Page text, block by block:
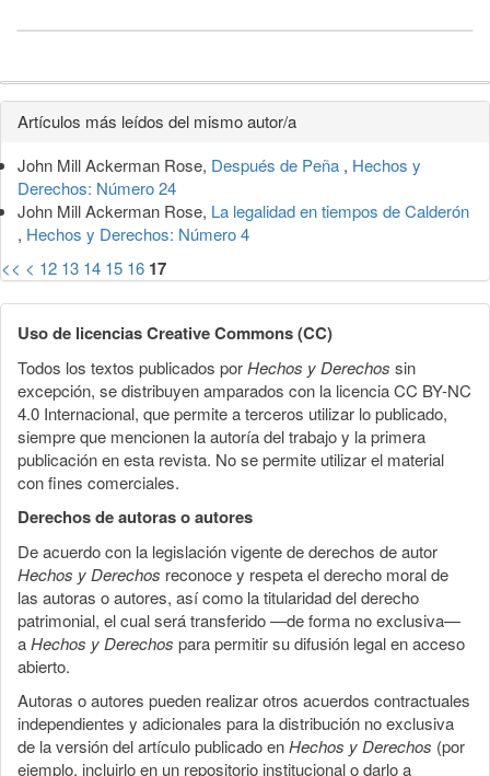
Detalles
del
artículo
Artículos más leídos del mismo autor/a
John Mill Ackerman Rose, Después de Peña , Hechos y
Derechos: Número 24
John Mill Ackerman Rose, La legalidad en tiempos de Calderón
, Hechos y Derechos: Número 4
<< < 12 13 14 15 16 17
Uso de licencias Creative Commons (CC)
Todos los textos publicados porHechos y Derechos sin
excepción, se distribuyen amparados con la licencia CC BY-NC
4.0 Internacional, que permite a terceros utilizar lo publicado,
siempre que mencionen la autoría del trabajo y la primera
publicación en esta revista. No se permite utilizar el material
con fines comerciales.
Derechos de autoras o autores
De acuerdo con la legislación vigente de derechos de autor
Hechos y Derechos reconoce y respeta el derecho moral de
las autoras o autores, así como la titularidad del derecho
patrimonial, el cual será transferido —de forma no exclusiva—
aHechos y Derechos para permitir su difusión legal en acceso
abierto.
Autoras o autores pueden realizar otros acuerdos contractuales
independientes y adicionales para la distribución no exclusiva
de la versión del artículo publicado enHechos y Derechos (por
ejemplo, incluirlo en un repositorio institucional o darlo a